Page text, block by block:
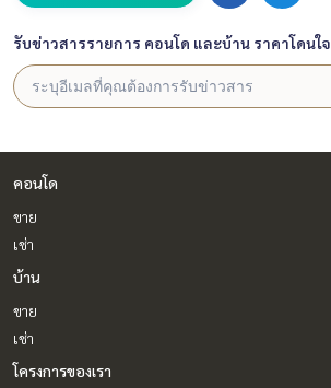
รับข่าวสารรายการ คอนโด และบ้าน ราคาโดนใจ
คอนโด
ขาย
เช่า
บ้าน
ขาย
เช่า
โครงการของเรา